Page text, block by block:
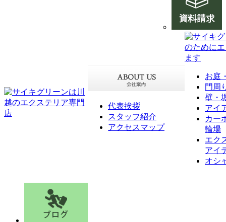
代表挨拶
スタッフ紹介
アクセスマップ
お庭
門周
壁・
アイ
カー
輪場
エク
アイ
オシ